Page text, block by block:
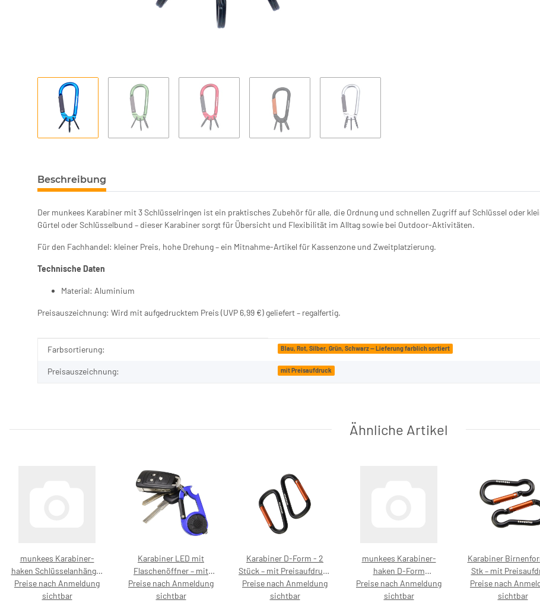
Beschreibung
Der munkees Karabiner mit 3 Schlüsselringen ist ein praktisches Zubehör für alle, die Ordnung und schnellen Zugriff auf Schlüssel oder
Gürtel oder Schlüsselbund – dieser Karabiner sorgt für Übersicht und Flexibilität im Alltag sowie bei Outdoor-Aktivitäten.
Für den Fachhandel: kleiner Preis, hohe Drehung – ein Mitnahme-Artikel für Kassenzone und Zweitplatzierung.
Technische Daten
Material: Aluminium
Preisauszeichnung: Wird mit aufgedrucktem Preis (UVP 6,99 €) geliefert – regalfertig.
Produkteigenschaft
Wert
Farbsortierung: Blau, Rot, Silber, Grün, Schwarz — Lieferung farblich sortiert
Preisauszeichnung: mit Preisaufdruck
Ähnliche Artikel
munkees Karabiner-
haken Schlüsselanhänger
Birnenform Mehrzweck,
3238 – mit Preisaufdruck
Preise nach Anmeldung
sichtbar
Karabiner LED mit
Flaschenöffner – mit
Preisaufdruck 7,99 €
Preise nach Anmeldung
sichtbar
Karabiner D-Form - 2
Stück – mit Preisaufdruck
5,99 €
Preise nach Anmeldung
sichtbar
munkees Karabiner-
haken D-Form
Schraubverschluss
Schlüsselanhänger, 3246
Preise nach Anmeldung
sichtbar
Karabiner
Stk – mit
5,99 €
Preise nach
sichtbar